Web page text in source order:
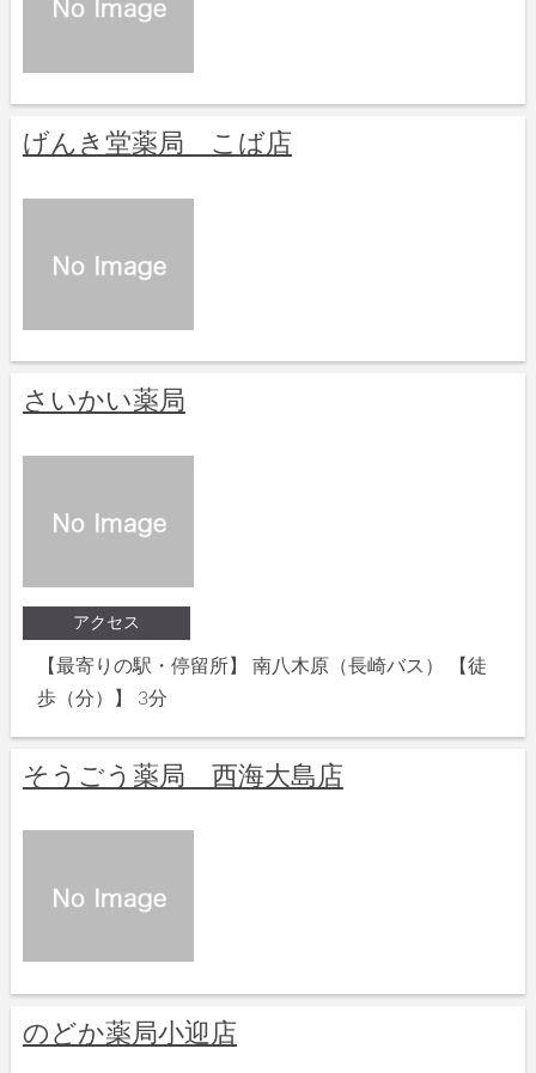
げんき堂薬局 こば店
さいかい薬局
アクセス
【最寄りの駅・停留所】 南八木原（長崎バス） 【徒
歩（分）】 3分
そうごう薬局 西海大島店
のどか薬局小迎店